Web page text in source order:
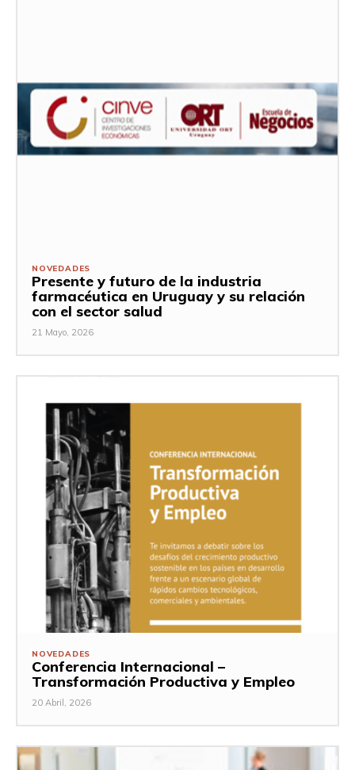
NOVEDADES
Presente y futuro de la industria
farmacéutica en Uruguay y su relación
con el sector salud
21 Mayo, 2026
NOVEDADES
Conferencia Internacional –
Transformación Productiva y Empleo
20 Abril, 2026